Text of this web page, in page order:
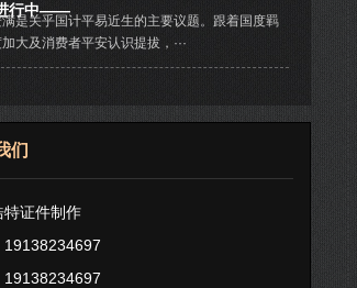
行中——
是关乎国计平易近生的主要议题。跟着国度羁
大及消费者平安认识提拔，···
们
特证件制作
19138234697
19138234697